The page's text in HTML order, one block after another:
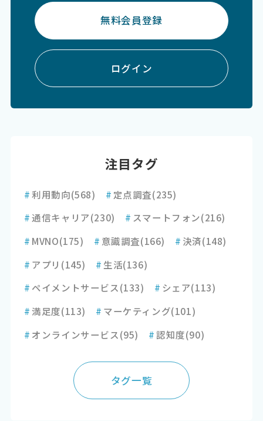
無料会員登録
ログイン
注目タグ
#利用動向(568) # 定点調査(235)
#通信キャリア(230) # スマートフォン(216)
# MVNO(175) # 意識調査(166) # 決済(148)
# アプリ (145) # 生活(136)
# ペイメントサービス(133) # シェア(113)
#満足度(113) # マーケティング(101)
# オンラインサービス(95) #認知度(90)
タグ一覧